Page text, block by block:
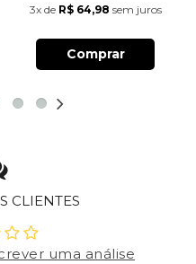
3xde R$ 64,98 sem juros
Comprar
CLIENTES
uma análise